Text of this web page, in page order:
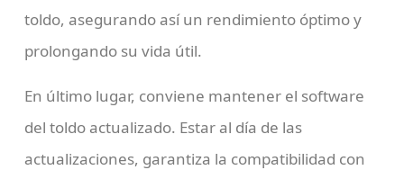
toldo, asegurando así un rendimiento óptimo y
prolongando su vida útil.
En último lugar, conviene mantener el software
del toldo actualizado. Estar al día de las
actualizaciones, garantiza la compatibilidad con